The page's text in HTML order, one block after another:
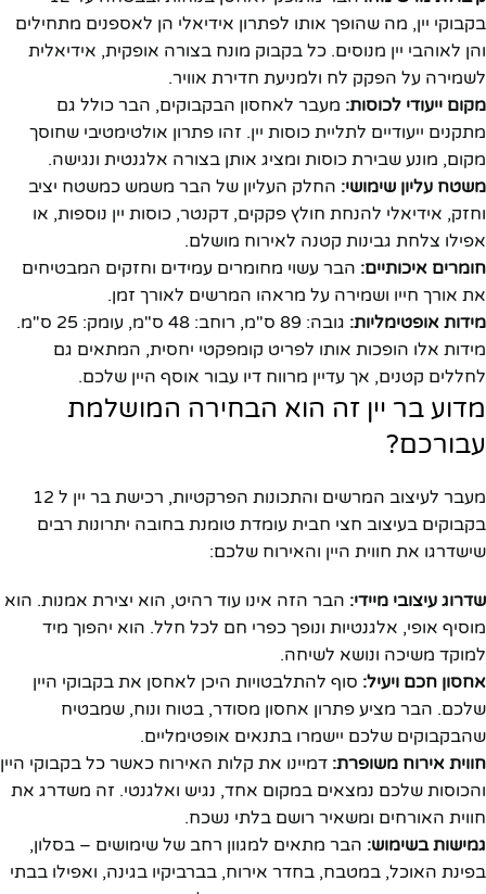
בקבוקי יין, מה שהופך אותו לפתרון אידיאלי הן לאספנים מתחילים
והן לאוהבי יין מנוסים. כל בקבוק מונח בצורה אופקית, אידיאלית
לשמירה על הפקק לח ולמניעת חדירת אוויר.
מקום ייעודי לכוסות: מעבר לאחסון הבקבוקים, הבר כולל גם
מתקנים ייעודיים לתליית כוסות יין. זהו פתרון אולטימטיבי שחוסך
מקום, מונע שבירת כוסות ומציג אותן בצורה אלגנטית ונגישה.
משטח עליון שימושי: החלק העליון של הבר משמש כמשטח יציב
וחזק, אידיאלי להנחת חולץ פקקים, דקנטר, כוסות יין נוספות, או
אפילו צלחת גבינות קטנה לאירוח מושלם.
חומרים איכותיים: הבר עשוי מחומרים עמידים וחזקים המבטיחים
את אורך חייו ושמירה על מראהו המרשים לאורך זמן.
מידות אופטימליות:
גובה: 89 ס"מ, רוחב: 48 ס"מ, עומק: 25 ס"מ.
מידות אלו הופכות אותו לפריט קומפקטי יחסית, המתאים גם
לחללים קטנים, אך עדיין מרווח דיו עבור אוסף היין שלכם.
מדוע בר יין זה הוא הבחירה המושלמת
עבורכם?
מעבר לעיצוב המרשים והתכונות הפרקטיות, רכישת בר יין ל 12
בקבוקים בעיצוב חצי חבית עומדת טומנת בחובה יתרונות רבים
שישדרגו את חווית היין והאירוח שלכם:
שדרוג עיצובי מיידי: הבר הזה אינו עוד רהיט, הוא יצירת אמנות. הוא
מוסיף אופי, אלגנטיות ונופך כפרי חם לכל חלל. הוא יהפוך מיד
למוקד משיכה ונושא לשיחה.
אחסון חכם ויעיל: סוף להתלבטויות היכן לאחסן את בקבוקי היין
שלכם. הבר מציע פתרון אחסון מסודר, בטוח ונוח, שמבטיח
שהבקבוקים שלכם יישמרו בתנאים אופטימליים.
חווית אירוח משופרת: דמיינו את קלות האירוח כאשר כל בקבוקי היין
והכוסות שלכם נמצאים במקום אחד, נגיש ואלגנטי. זה משדרג את
חווית האורחים ומשאיר רושם בלתי נשכח.
גמישות בשימוש: הבר מתאים למגוון רחב של שימושים – בסלון,
בפינת האוכל, במטבח, בחדר אירוח, בברביקיו בגינה, ואפילו בבתי